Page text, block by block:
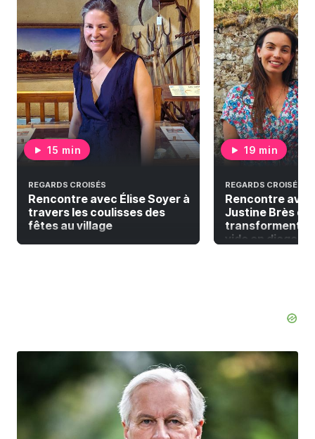
15 min
REGARDS CROISÉS
Rencontre avec Élise Soyer à
travers les coulisses des
fêtes au village
19 min
REGARDS CROISÉS
Rencontre
Justine Brès qui
transforment la
vide en